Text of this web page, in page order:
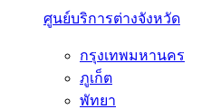
ศูนย์บริการต่างจังหวัด
กรุงเทพมหานคร
ภูเก็ต
พัทยา